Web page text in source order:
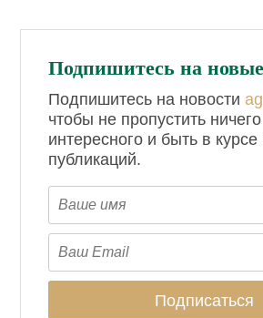
Подпишитесь на
Подпишитесь на новости
чтобы не пропустить ничего
интересного и быть в
публикаций.